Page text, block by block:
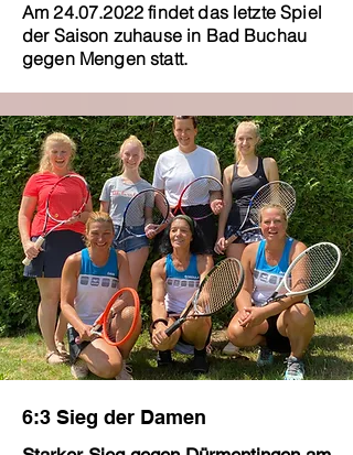
Am24.07.2022 findet das letzte Spiel
der Saison zuhause in Bad Buchau
gegen Mengen statt.
6:3 Sieg der Damen